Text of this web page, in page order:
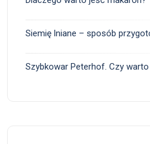
Siemię lniane – sposób
Szybkowar Peterhof. Czy